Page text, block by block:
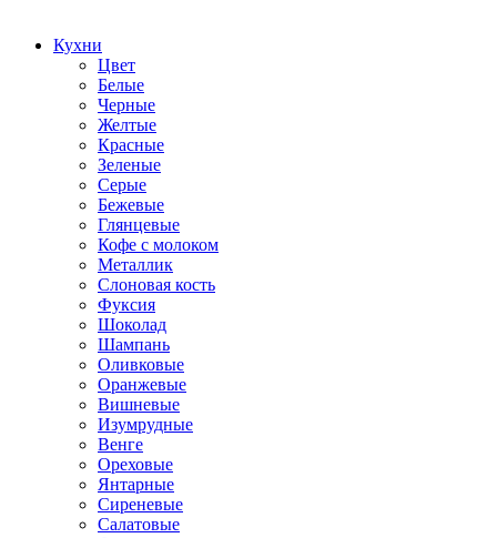
Кухни
Цвет
Белые
Черные
Желтые
Красные
Зеленые
Серые
Бежевые
Глянцевые
Кофе с молоком
Металлик
Слоновая кость
Фуксия
Шоколад
Шампань
Оливковые
Оранжевые
Вишневые
Изумрудные
Венге
Ореховые
Янтарные
Сиреневые
Салатовые